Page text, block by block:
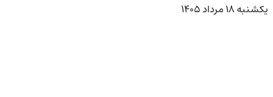
یکشنبه ۱۸ مرداد ۱۴۰۵